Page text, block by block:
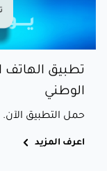
تطبيق الهاتف
الوطني
حمل التطبيق الآن.
اعرف المزيد